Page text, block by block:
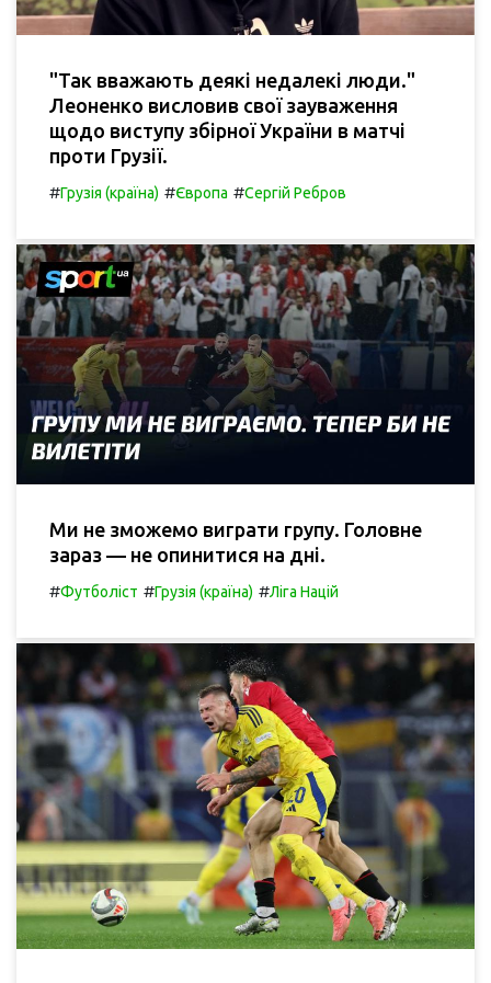
"Так вважають деякі недалекі люди."
Леоненко висловив свої зауваження
щодо виступу збірної України в матчі
проти Грузії.
#Грузія (країна) #Європа #Сергій Ребров
Ми не зможемо виграти групу. Головне
зараз — не опинитися на дні.
#Футболіст #Грузія (країна) #Ліга Націй